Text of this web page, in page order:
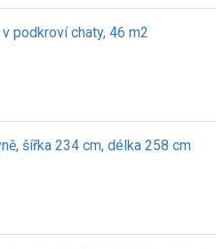
podkroví chaty, 46 m2
šířka 234 cm, délka 258 cm